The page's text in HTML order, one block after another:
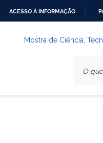
ACESSO À INFORMAÇÃO
Mostra de Ciência,